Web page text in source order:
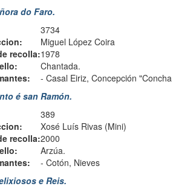
do Faro.
3734
Miguel López Coira
recolla:1978
Chantada.
- Casal Eiriz, Concepción
é san Ramón.
389
Xosé Luís Rivas (Mini)
recolla:2000
Arzúa.
- Cotón, Nieves
e Reis.